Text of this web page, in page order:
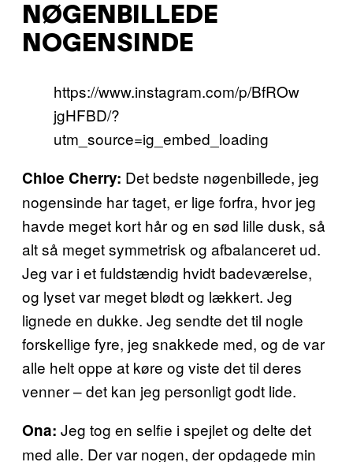
NØGENBILLEDE
NOGENSINDE
https://www.instagram.com/p/BfROw
jgHFBD/?
utm_source=ig_embed_loading
Chloe Cherry: Det bedste nøgenbillede, jeg
nogensinde har taget, er lige forfra, hvor jeg
havde meget kort hår og en sød lille dusk, så
alt så meget symmetrisk og afbalanceret ud.
Jeg var i et fuldstændig hvidt badeværelse,
og lyset var meget blødt og lækkert. Jeg
lignede en dukke. Jeg sendte det til nogle
forskellige fyre, jeg snakkede med, og de var
alle helt oppe at køre og viste det til deres
venner – det kan jeg personligt godt lide.
Ona: Jeg tog en selfie i spejlet og delte det
med alle. Der var nogen, der opdagede min